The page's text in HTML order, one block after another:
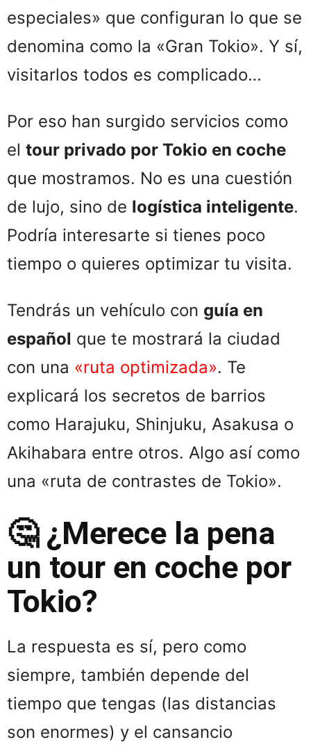
especiales» que configuran lo que se
denomina como la «Gran Tokio». Y sí,
visitarlos todos es complicado…
Por eso han surgido servicios como
el tour privado por Tokio en coche
que mostramos. No es una cuestión
de lujo, sino de logística inteligente.
Podría interesarte si tienes poco
tiempo o quieres optimizar tu visita.
Tendrás un vehículo con guía en
español que te mostrará la ciudad
con una «ruta optimizada». Te
explicará los secretos de barrios
como Harajuku, Shinjuku, Asakusa o
Akihabara entre otros. Algo así como
una «ruta de contrastes de Tokio».
🤔 ¿Merece la pena
un tour en coche por
Tokio?
La respuesta es sí, pero como
siempre, también depende del
tiempo que tengas (las distancias
son enormes) y el cansancio